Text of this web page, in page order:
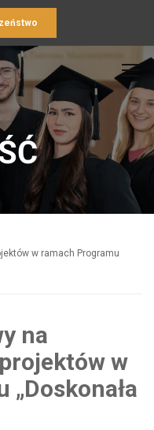
w ramach Programu
na
w